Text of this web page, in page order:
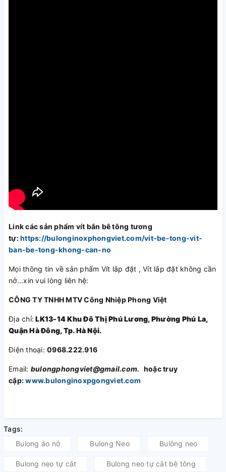
Link các sản phẩm vít bắn bê tông tương
tự:https://bulonginoxphongviet.com/vit-be-tong-vit-
ban-be-tong-khong-can-no
Mọi thông tin về sản phẩm Vít lắp đặt , Vít lắp đặt không cần
nở...xin vui lòng liên hệ:
CÔNG TY TNHH MTV Công Nhiệp Phong Việt
Địa chỉ: LK13-14 Khu Đô Thị Phú Lương, Phường Phú La,
Quận Hà Đông, Tp. Hà Nội.
Điện thoại: 0968.222.916
Email: bulongphongviet@gmail.com. hoặc truy
cập:www.bulonginoxpgongviet.com
Tags:
Bulong áo nở
Bulong Neo Bulông neo
Bulong neo tự cắt Bulong neo tự cắt bê tông